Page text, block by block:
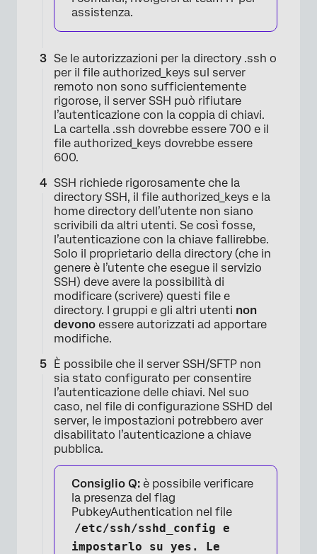
×
assistenza.
Se le autorizzazioni per la directory .ssh o
per il file authorized_keys sul server
remoto non sono sufficientemente
rigorose, il server SSH può rifiutare
l’autenticazione con la coppia di chiavi.
La cartella .ssh dovrebbe essere 700 e il
file authorized_keys dovrebbe essere
600.
SSH richiede rigorosamente che la
directory SSH, il file authorized_keys e la
home directory dell’utente non siano
scrivibili da altri utenti. Se così fosse,
l’autenticazione con la chiave fallirebbe.
Solo il proprietario della directory (che in
genere è l’utente che esegue il servizio
SSH) deve avere la possibilità di
modificare (scrivere) questi file e
directory. I gruppi e gli altri utenti non
devono essere autorizzati ad apportare
modifiche.
È possibile che il server SSH/SFTP non
sia stato configurato per consentire
l’autenticazione delle chiavi. Nel suo
caso, nel file di configurazione SSHD del
server, le impostazioni potrebbero aver
disabilitato l’autenticazione a chiave
pubblica.
Consiglio Q: è possibile verificare
la presenza del flag
PubkeyAuthentication nel file
/etc/ssh/sshd_config e
impostarlo su yes . Le